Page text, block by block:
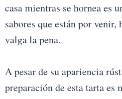
casa mientras se hornea es
sabores que están por venir,
valga la pena.
A pesar de su apariencia
preparación de esta tarta es